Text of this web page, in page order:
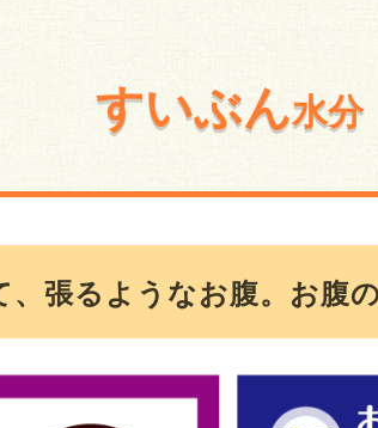
すいぶん水分
張るようなお腹。お腹